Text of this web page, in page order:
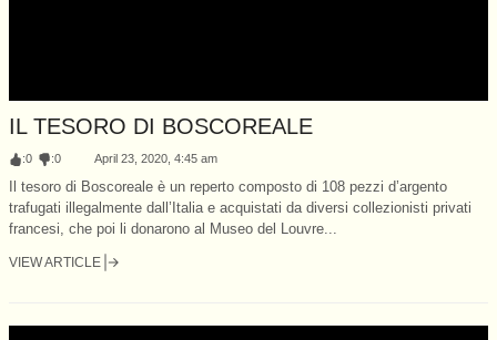
IL TESORO DI BOSCOREALE
:0 :0 April 23, 2020, 4:45 am
Il tesoro di Boscoreale è un reperto composto di 108 pezzi d’argento
trafugati illegalmente dall’Italia e acquistati da diversi collezionisti privati
francesi, che poi li donarono al Museo del Louvre...
VIEW ARTICLE